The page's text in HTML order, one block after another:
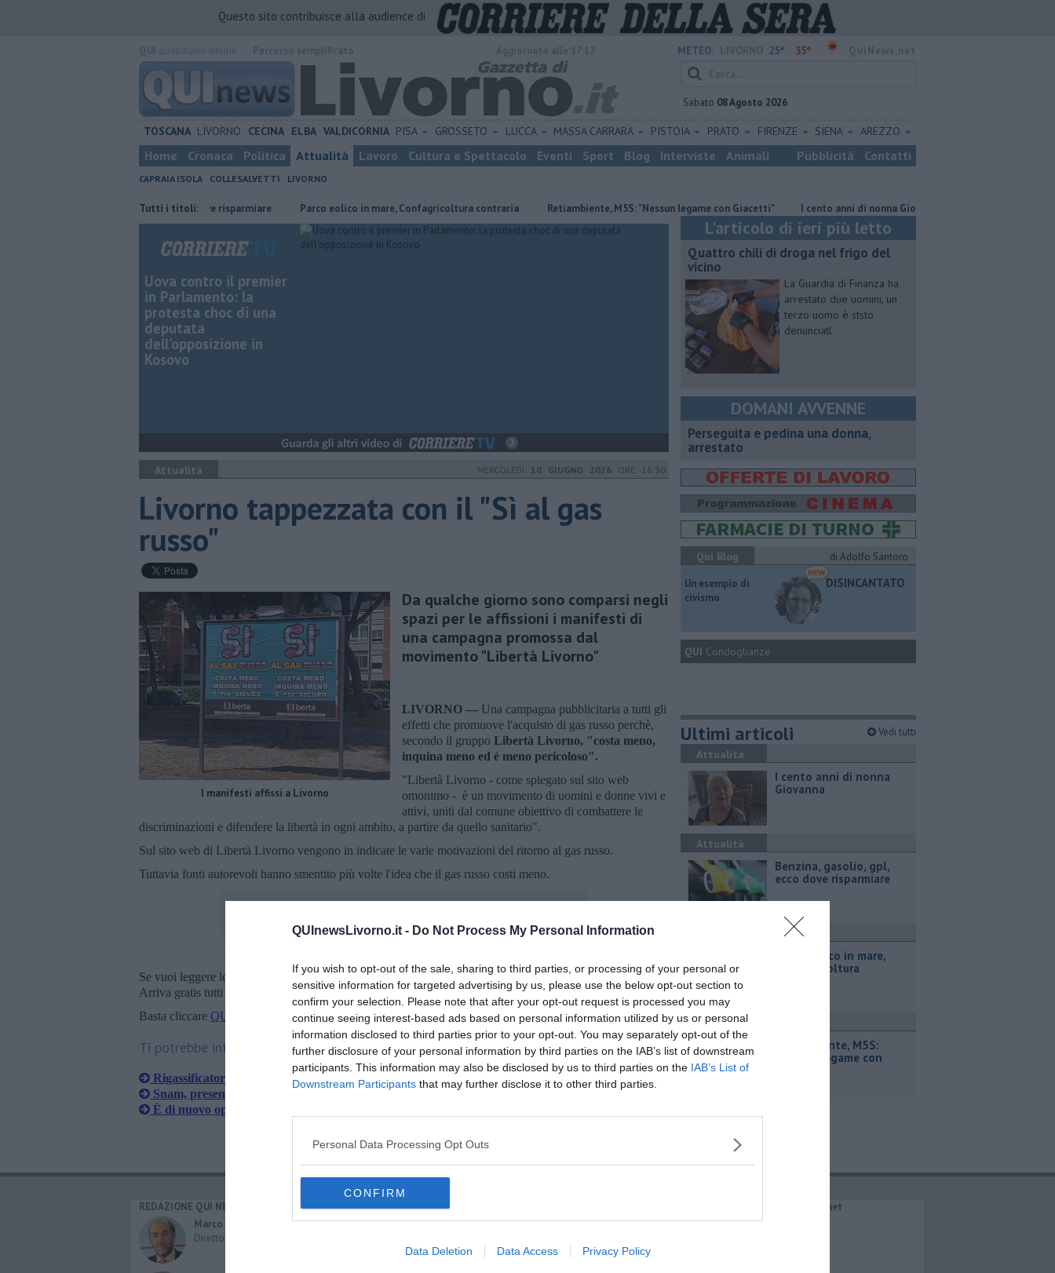
QUInewsLivorno.it - Do Not Process My Personal Information
If you wish to opt-out of the sale, sharing to third parties, or processing of your personal or
sensitive information for targeted advertising by us, please use the below opt-out section to
confirm your selection. Please note that after your opt-out request is processed you may
continue seeing interest-based ads based on personal information utilized by us or personal
information disclosed to third parties prior to your opt-out. You may separately opt-out of the
further disclosure of your personal information by third parties on the IAB’s list of downstream
participants. This information may also be disclosed by us to third parties on the IAB’s List of
Downstream Participants that may further disclose it to other third parties.
Personal Data Processing Opt Outs
CONFIRM
Data Deletion Data Access Privacy Policy
Questo sito contribuisce alla audience di
METEO: 25° 35°
Sabato 08 Agosto 2026
TOSCANA LIVORNO CECINA ELBA VALDICORNIA PISA GROSSETO LUCCA MASSA CARRARA PISTOIA PRATO FIRENZE SIENA AREZZO
Home Cronaca Politica Attualità Lavoro Cultura e Spettacolo Eventi Sport Blog Interviste Animali Pubblicità Contatti
CAPRAIA ISOLA COLLESALVETTI LIVORNO
Tutti i titoli:
​Benzina, gasolio, gpl, ecco dove risparmiare Parco eolico in mare, Confagricoltura contraria Retiambiente, M5S: "Nessun legame con Giacetti" I cento anni di nonna Giovanna
Uova contro il premier
in Parlamento: la
protesta choc di una
deputata
dell'opposizione in
Kosovo
Attualità MERCOLEDÌ 10 GIUGNO 2026 ORE 16:30
Livorno tappezzata con il "Sì al gas
russo"
I manifesti affissi a Livorno
Da qualche giorno sono comparsi negli
spazi per le affissioni i manifesti di
una campagna promossa dal
movimento "Libertà Livorno"
LIVORNO — Una campagna pubblicitaria a tutti gli
effetti che promuove l'acquisto di gas russo perchè,
secondo il gruppo Libertà Livorno, "costa meno,
inquina meno ed è meno pericoloso".
"Libertà Livorno - come spiegato sul sito web
omonimo - è un movimento di uomini e donne vivi e
attivi, uniti dal comune obiettivo di combattere le
discriminazioni e difendere la libertà in ogni ambito, a partire da quello sanitario".
Sul sito web di Libertà Livorno vengono in indicate le varie motivazioni del ritorno al gas russo.
Tuttavia fonti autorevoli hanno smentito più volte l'idea che il gas russo costi meno.
Se vuoi leggere le notizie principali della Toscana iscriviti allaNewsletter QUInews - ToscanaMedia.
Arriva gratis tutti i giorni alle 20:00 direttamente nella tua casella di posta.
Basta cliccare QUI
Ti potrebbe interessare anche:
Rigassificatore, a Snam il 100%
Snam, presentato il piano strategico 2026-2030
È di nuovo operativo il rigassificatore
L'articolo di ieri più letto
Quattro chili di droga nel frigo del
vicino
La Guardia di Finanza ha
arrestato due uomini, un
terzo uomo è ststo
denunciatl
DOMANI AVVENNE
Perseguita e pedina una donna,
arrestato
Qui Blog
di Adolfo Santoro
​Un esempio di
civismo
DISINCANTATO
QUI Condoglianze
Ultimi articoli Vedi tutti
Attualità
I cento anni di nonna
Giovanna
Attualità
​Benzina, gasolio, gpl,
ecco dove risparmiare
Parco eolico in mare,
Confagricoltura
Attualità
Retiambiente, M5S:
"Nessun legame con
REDAZIONE QUI NEWS
Marco Migli
Direttore Responsabile
CATEGORIE
Cronaca
Le notizie di oggi
Più Letti del mese
IL NETWORK QuiNews.net
QuiNewsAbetone.it